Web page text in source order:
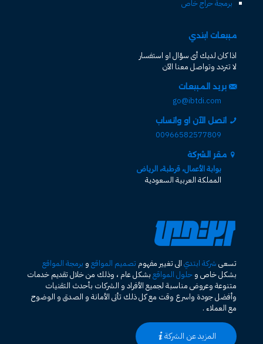
برمجة حراج خاص
مبيعات ابتدي
اذا كان لديك أى سؤال او استفسار
لا تتردد وتواصل معنا الآن
بريد المبيعات
go@ibtdi.com
اتصل الآن او واتساب
00966582577809
مقر الشركة
بوابة الأعمال، قرطبة، الرياض
المملكة العربية السعودية
تسعى شركة ابتدي الى تغيير مفهوم تصميم المواقع و برمجة المواقع
بشكل خاص و حلول المواقع بشكل عام ، وذلك من خلال تقديم خدمات
متنوعة وعروض مناسبة لجميع الأفراد و الشركات بأحدث التقنيات
وأفضل جودة واسرع وقت مع كل ذلك تأتى الأمانة و الصدق و الوضوح
مع العملاء .
المزيد عن الشركة